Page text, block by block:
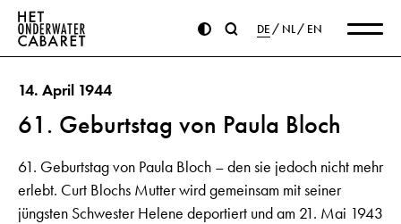
DE NL EN
14. April 1944
61. Geburtstag von Paula Bloch
61. Geburtstag von Paula Bloch – den sie jedoch nicht mehr
erlebt. Curt Blochs Mutter wird gemeinsam mit seiner
jüngsten Schwester Helene deportiert und am 21. Mai 1943